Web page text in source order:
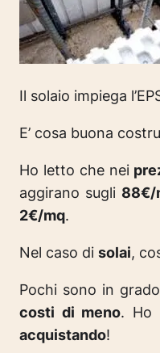
Il solaio impiega
E’ cosa buona
Ho letto che nei
aggirano sugli 88€/
2€/mq.
Nel caso di solai,
Pochi sono in
costi di meno. Ho
acquistando!